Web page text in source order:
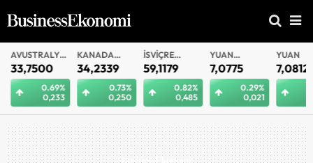
AVUSTRALYA
DOLARI
33,7500
0.69%
0,233
KANADA
DOLARI
34,2339
0.73%
0,250
İSVIÇRE
FRANKI
59,1179
0.82%
0,485
YUAN
OFFSHORE
7,0775
0.29%
0,021
YUAN
7,0812